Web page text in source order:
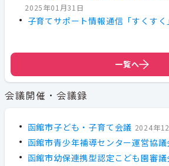
2025年01月31日
子育てサポート情報通信「すくすく
一覧へ
会議開催・会議録
函館市子ども・子育て会議 2024年
函館市青少年補導センター運営協議
函館市幼保連携型認定こども園審議